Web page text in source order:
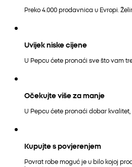
Preko 4.000 prodavnica u Evropi.
Uvijek niske cijene
U Pepcu ćete pronaći sve što vam
Očekujte više za manje
U Pepcu ćete pronaći dobar
Kupujte s povjerenjem
Povrat robe moguć je u bilo kojoj